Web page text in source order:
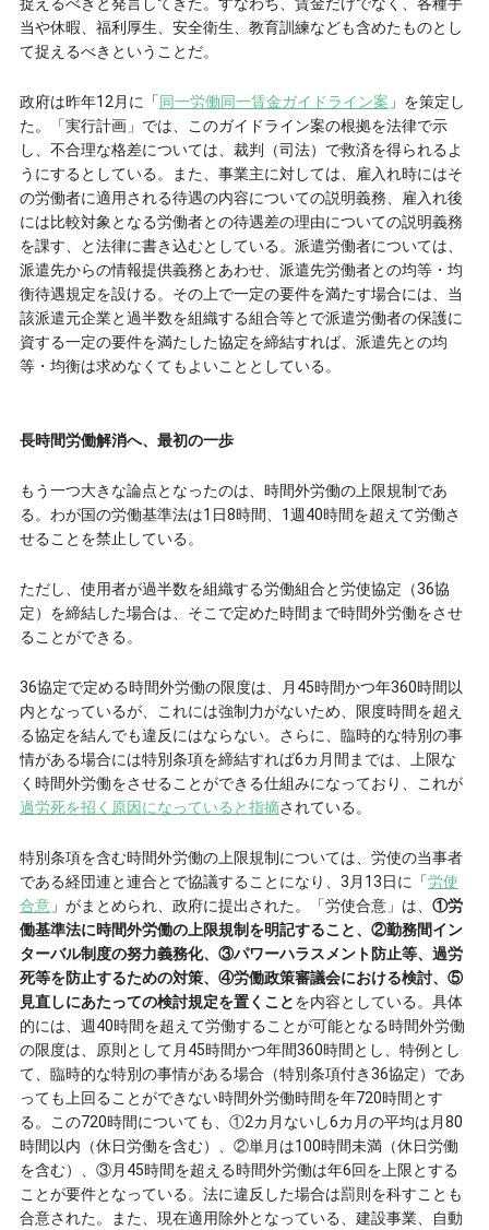
捉えるべきと発言してきた。すなわち、賃金だけでなく、各種手
当や休暇、福利厚生、安全衛生、教育訓練なども含めたものとし
て捉えるべきということだ。
政府は昨年12月に「 同一労働同一賃金ガイドライン案 」を策定し
た。「実行計画」では、このガイドライン案の根拠を法律で示
し、不合理な格差については、裁判（司法）で救済を得られるよ
うにするとしている。また、事業主に対しては、雇入れ時にはそ
の労働者に適用される待遇の内容についての説明義務、雇入れ後
には比較対象となる労働者との待遇差の理由についての説明義務
を課す、と法律に書き込むとしている。派遣労働者については、
派遣先からの情報提供義務とあわせ、派遣先労働者との均等・均
衡待遇規定を設ける。その上で一定の要件を満たす場合には、当
該派遣元企業と過半数を組織する組合等とで派遣労働者の保護に
資する一定の要件を満たした協定を締結すれば、派遣先との均
等・均衡は求めなくてもよいこととしている。
長時間労働解消へ、最初の一歩
もう一つ大きな論点となったのは、時間外労働の上限規制であ
る。わが国の労働基準法は1日8時間、1週40時間を超えて労働さ
せることを禁止している。
ただし、使用者が過半数を組織する労働組合と労使協定（36協
定）を締結した場合は、そこで定めた時間まで時間外労働をさせ
ることができる。
36協定で定める時間外労働の限度は、月45時間かつ年360時間以
内となっているが、これには強制力がないため、限度時間を超え
る協定を結んでも違反にはならない。さらに、臨時的な特別の事
情がある場合には特別条項を締結すれば6カ月間までは、上限な
く時間外労働をさせることができる仕組みになっており、これが
過労死を招く原因になっていると指摘されている。
特別条項を含む時間外労働の上限規制については、労使の当事者
である経団連と連合とで協議することになり、3月13日に「労使
合意」がまとめられ、政府に提出された。「労使合意」は、 ①労
働基準法に時間外労働の上限規制を明記すること、②勤務間イン
ターバル制度の努力義務化、③パワーハラスメント防止等、過労
死等を防止するための対策、④労働政策審議会における検討、⑤
見直しにあたっての検討規定を置くことを内容としている。具体
的には、週40時間を超えて労働することが可能となる時間外労働
の限度は、原則として月45時間かつ年間360時間とし、特例とし
て、臨時的な特別の事情がある場合（特別条項付き36協定）であ
っても上回ることができない時間外労働時間を年720時間とす
る。この720時間についても、①2カ月ないし6カ月の平均は月80
時間以内（休日労働を含む）、②単月は100時間未満（休日労働
を含む）、③月45時間を超える時間外労働は年6回を上限とする
ことが要件となっている。法に違反した場合は罰則を科すことも
合意された。また、現在適用除外となっている、建設事業、自動